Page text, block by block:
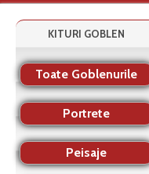
KITURI GOBLEN
Toate Goblenurile
Portrete
Peisaje